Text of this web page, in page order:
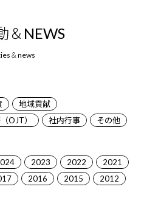
＆NEWS
地域貢献
OJT） 社内行事 その他
2023 2022
2021
2016 2015 2012